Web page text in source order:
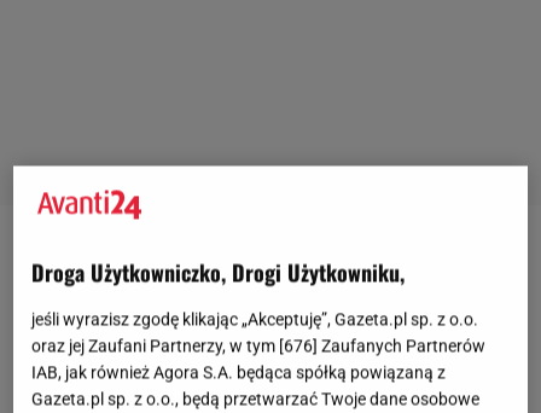
Elegancja z nutą fantazji
W ostatnich latach kolczyki kółka przeżywają
prawdziwy renesans. Pojawiają się w różnych
rozmiarach, z różnymi dodatkami i w nowoczesnych
Droga Użytkowniczko, Drogi Użytkowniku,
jeśli wyrazisz zgodę klikając „Akceptuję”, Gazeta.pl sp. z o.o.
oraz jej Zaufani Partnerzy, w tym [676] Zaufanych Partnerów
IAB, jak również Agora S.A. będąca spółką powiązaną z
Gazeta.pl sp. z o.o., będą przetwarzać Twoje dane osobowe